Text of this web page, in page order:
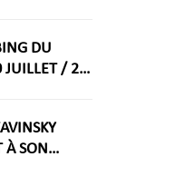
DU
JUILLET / 2
À SON